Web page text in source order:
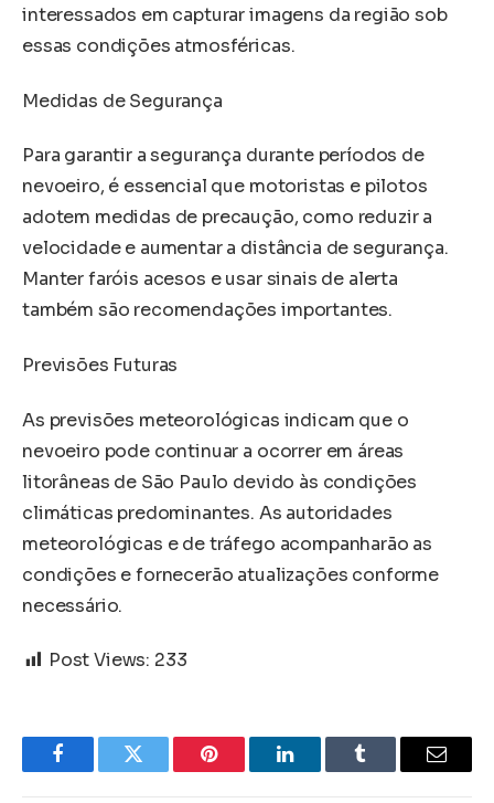
interessados em capturar imagens da região sob
essas condições atmosféricas.
Medidas de Segurança
Para garantir a segurança durante períodos de
nevoeiro, é essencial que motoristas e pilotos
adotem medidas de precaução, como reduzir a
velocidade e aumentar a distância de segurança.
Manter faróis acesos e usar sinais de alerta
também são recomendações importantes.
Previsões Futuras
As previsões meteorológicas indicam que o
nevoeiro pode continuar a ocorrer em áreas
litorâneas de São Paulo devido às condições
climáticas predominantes. As autoridades
meteorológicas e de tráfego acompanharão as
condições e fornecerão atualizações conforme
necessário.
Post Views: 233
FacebookTwitter Pinterest LinkedInTumblr Email